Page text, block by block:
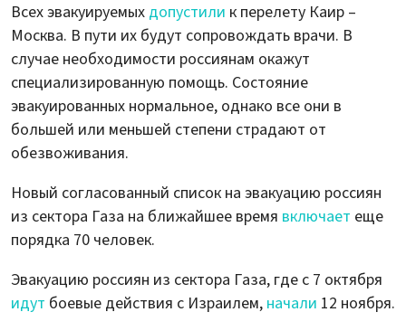
Всех эвакуируемых допустили к перелету Каир –
Москва. В пути их будут сопровождать врачи. В
случае необходимости россиянам окажут
специализированную помощь. Состояние
эвакуированных нормальное, однако все они в
большей или меньшей степени страдают от
обезвоживания.
Новый согласованный список на эвакуацию россиян
из сектора Газа на ближайшее время включает еще
порядка 70 человек.
Эвакуацию россиян из сектора Газа, где с 7 октября
идут боевые действия с Израилем, начали 12 ноября.